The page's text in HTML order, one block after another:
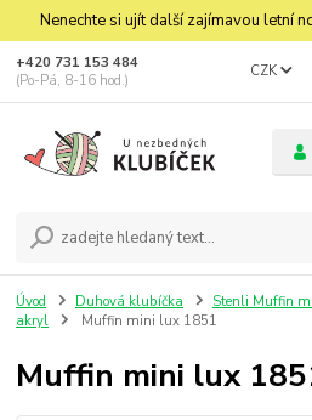
Nenechte si ujít další zajímavou letní
CZK
+420 731 153 484
(Po-Pá, 8-16 hod.)
Úvod Duhová klubíčka
Stenli Muffin
akryl
Muffin mini lux 1851
Muffin mini lux